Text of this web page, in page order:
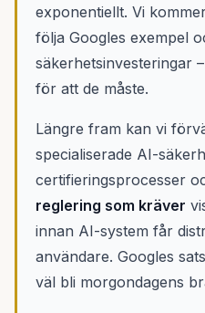
exponentiellt. Vi
följa Googles exempel
säkerhetsinvesteringar
för att de måste.
Längre fram kan vi
specialiserade AI-
certifieringsprocesser
reglering som kräver
innan AI-system får
användare. Googles
väl bli morgondagens